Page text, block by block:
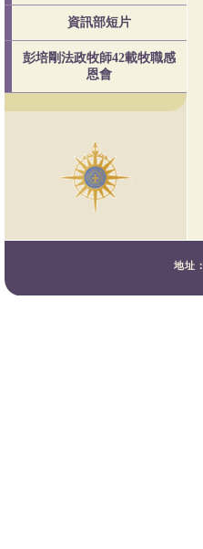
資訊部短片
彭培剛法政牧師42載牧職感
恩會
地址：